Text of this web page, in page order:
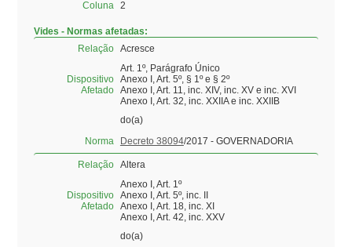
Coluna
2
Vides - Normas afetadas:
Relação Acresce
Dispositivo
Afetado
Art. 1º, Parágrafo Único
Anexo I, Art. 5º, § 1º e § 2º
Anexo I, Art. 11, inc. XIV, inc. XV e inc. XVI
Anexo I, Art. 32, inc. XXIIA e inc. XXIIB
do(a)
Norma
Decreto 38094/2017 - GOVERNADORIA
Relação Altera
Dispositivo
Afetado
Anexo I, Art. 1º
Anexo I, Art. 5º, inc. II
Anexo I, Art. 18, inc. XI
Anexo I, Art. 42, inc. XXV
do(a)